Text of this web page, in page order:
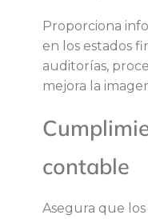
s
a
Proporciona
en los estados
auditorías,
mejora la
contable
Asegura que